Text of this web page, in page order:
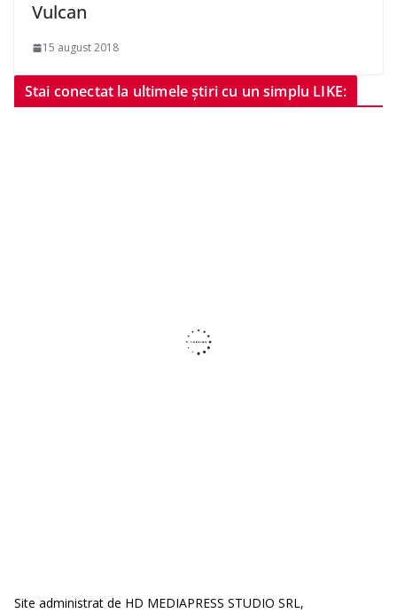
Vulcan
15 august 2018
Stai conectat la ultimele știri cu un simplu LIKE:
Site administrat de HD MEDIAPRESS STUDIO SRL,